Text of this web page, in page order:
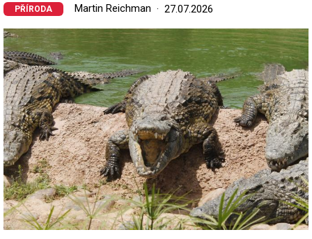
PŘÍRODA Martin Reichman 27.07.2026
Image